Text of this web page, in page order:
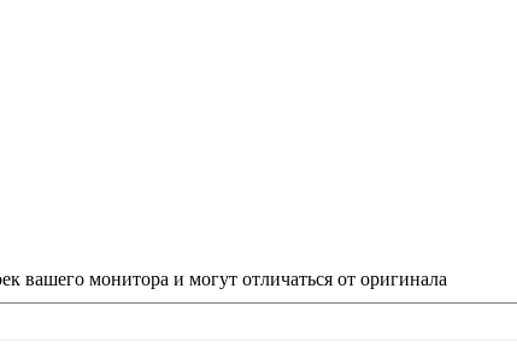
вашего монитора и могут отличаться от оригинала